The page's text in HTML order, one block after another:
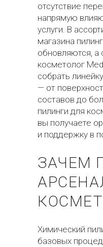
отсутствие
напрямую
услуги. В
магазина
обновляются, а
косметолог
собрать
— от
составов до
пилинги для
вы получаете
и поддержку в
ЗАЧЕМ
Химический
базовых